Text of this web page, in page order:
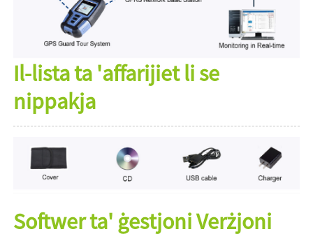
Il-lista ta 'affarijiet li se
nippakja
Softwer ta' ġestjoni Verżjoni